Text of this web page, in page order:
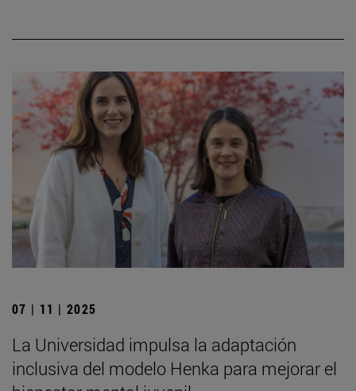
07 | 11 | 2025
La Universidad impulsa la adaptación
inclusiva del modelo Henka para mejorar el